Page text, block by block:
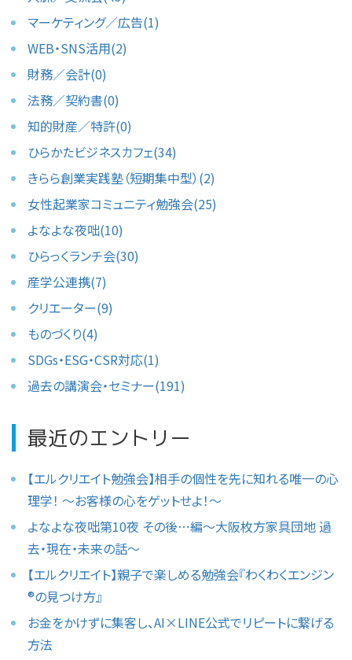
マーケティング／広告(1)
WEB・SNS活用(2)
財務／会計(0)
法務／契約書(0)
知的財産／特許(0)
ひらかたビジネスカフェ(34)
きらら創業実践塾（短期集中型）(2)
女性起業家コミュニティ勉強会(25)
よなよな夜咄(10)
ひらっくランチ会(30)
産学公連携(7)
クリエーター(9)
ものづくり(4)
SDGs・ESG・CSR対応(1)
過去の講演会・セミナー(191)
最近のエントリー
【エルクリエイト勉強会】相手の個性を先に知れる唯一の心
理学！ 〜お客様の心をゲットせよ！〜
よなよな夜咄第10夜 その後⋯編〜大阪枚方家具団地 過
去・現在・未来の話〜
【エルクリエイト】親子で楽しめる勉強会『わくわくエンジン
®︎の見つけ方』
お金をかけずに集客し、AI×LINE公式でリピートに繋げる
方法